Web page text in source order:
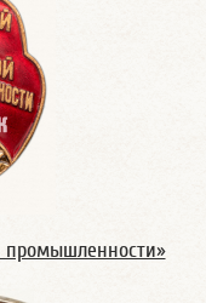
промышленности»